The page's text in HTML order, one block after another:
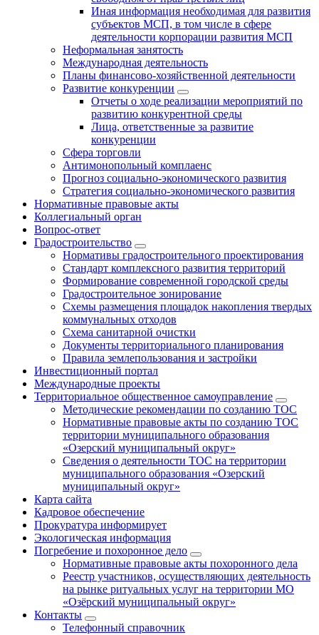
Иная информация необходимая для развития
субъектов МСП, в том числе в сфере
деятельности корпорации развития МСП
Неформальная занятость
Международная деятельность
Планы финансово-хозяйственной деятельности
Развитие конкуренции
Отчеты о ходе реализации мероприятий по
развитию конкурентной среды
Лица, ответственные за развитие
конкуренции
Сфера торговли
Антимонопольный комплаенс
Прогноз социально-экономического развития
Стратегия социально-экономического развития
Нормативные правовые акты
Коллегиальный орган
Вопрос-ответ
Градостроительство
Нормативы градостроительного проектирования
Стандарт комплексного развития территорий
Формирование современной городской среды
Градостроительное зонирование
Схемы размещения площадок накопления твердых
коммунальных отходов
Схема санитарной очистки
Документы территориального планирования
Правила землепользования и застройки
Инвестиционный портал
Международные проекты
Территориальное общественное самоуправление
Методические рекомендации по созданию ТОС
Нормативные правовые акты по созданию ТОС
территории муниципального образования
«Озерский муниципальный округ»
Сведения о деятельности ТОС на территории
муниципального образования «Озерский
муниципальный округ»
Карта сайта
Кадровое обеспечение
Прокуратура информирует
Экологическая информация
Погребение и похоронное дело
Нормативные правовые акты похоронного дела
Реестр участников, осуществляющих деятельность
на рынке ритуальных услуг на территории МО
«Озёрский муниципальный округ»
Контакты
Телефонный справочник